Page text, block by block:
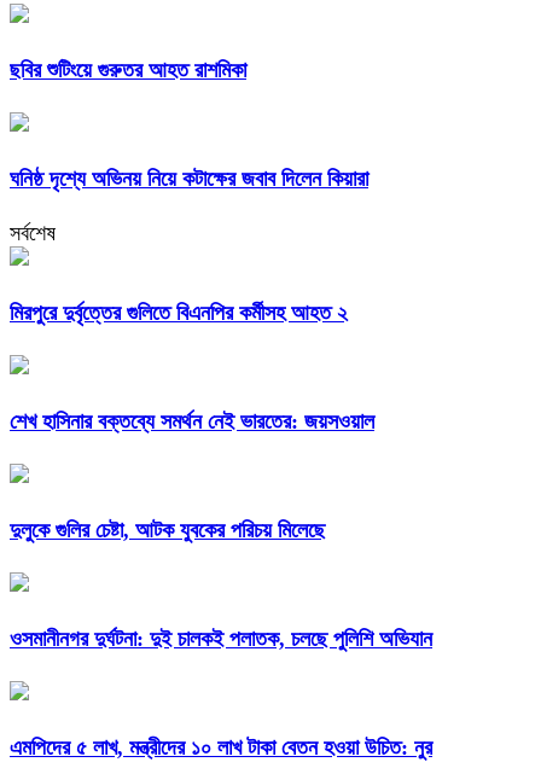
ছবির শুটিংয়ে গুরুতর আহত রাশমিকা
ঘনিষ্ঠ দৃশ্যে অভিনয় নিয়ে কটাক্ষের জবাব দিলেন কিয়ারা
সর্বশেষ
মিরপুরে দুর্বৃত্তের গুলিতে বিএনপির কর্মীসহ আহত ২
শেখ হাসিনার বক্তব্যে সমর্থন নেই ভারতের: জয়সওয়াল
দুলুকে গুলির চেষ্টা, আটক যুবকের পরিচয় মিলেছে
ওসমানীনগর দুর্ঘটনা: দুই চালকই পলাতক, চলছে পুলিশি অভিযান
এমপিদের ৫ লাখ, মন্ত্রীদের ১০ লাখ টাকা বেতন হওয়া উচিত: নুর